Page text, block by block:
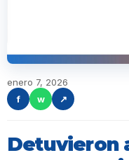
enero 7, 2026
f
w ↗
Detuvieron